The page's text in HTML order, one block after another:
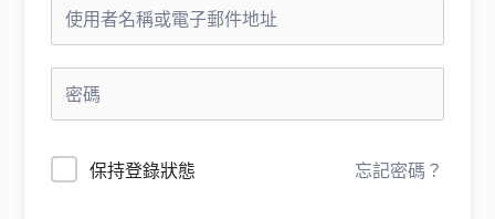
保持登錄狀態 忘記密碼？